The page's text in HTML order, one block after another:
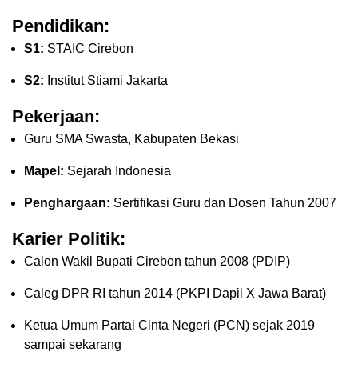
Pendidikan:
S1: STAIC Cirebon
S2: Institut Stiami Jakarta
Pekerjaan:
Guru SMA Swasta, Kabupaten Bekasi
Mapel: Sejarah Indonesia
Penghargaan: Sertifikasi Guru dan Dosen Tahun 2007
Karier Politik:
Calon Wakil Bupati Cirebon tahun 2008 (PDIP)
Caleg DPR RI tahun 2014 (PKPI Dapil X Jawa Barat)
Ketua Umum Partai Cinta Negeri (PCN) sejak 2019
sampai sekarang